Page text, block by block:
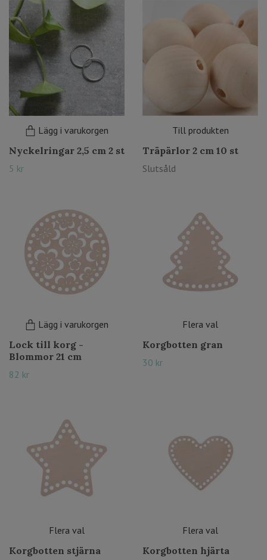
Lägg i varukorgen
Nyckelringar 2,5 cm 2 st
5 kr
Till produkten
Träpärlor 2 cm 10 st
Slutsåld
Lägg i varukorgen
Lock till korg -
Blommor 21 cm
82 kr
Flera val
Korgbotten gran
30 kr
Flera val
Korgbotten stjärna
Flera val
Korgbotten hjärta